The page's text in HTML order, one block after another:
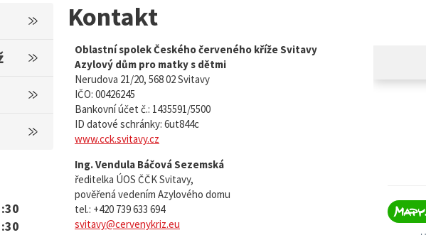
Kontakt
Oblastní spolek Českého červeného kříže Svitavy
Azylový dům pro matky s dětmi
Nerudova 21/20, 568 02 Svitavy
IČO: 00426245
Bankovní účet č.: 1435591/5500
ID datové schránky: 6ut844c
www.cck.svitavy.cz
Ing. Vendula Báčová Sezemská
ředitelka ÚOS ČČK Svitavy,
pověřená vedením Azylového domu
tel.: +420 739 633 694
svitavy@cervenykriz.eu